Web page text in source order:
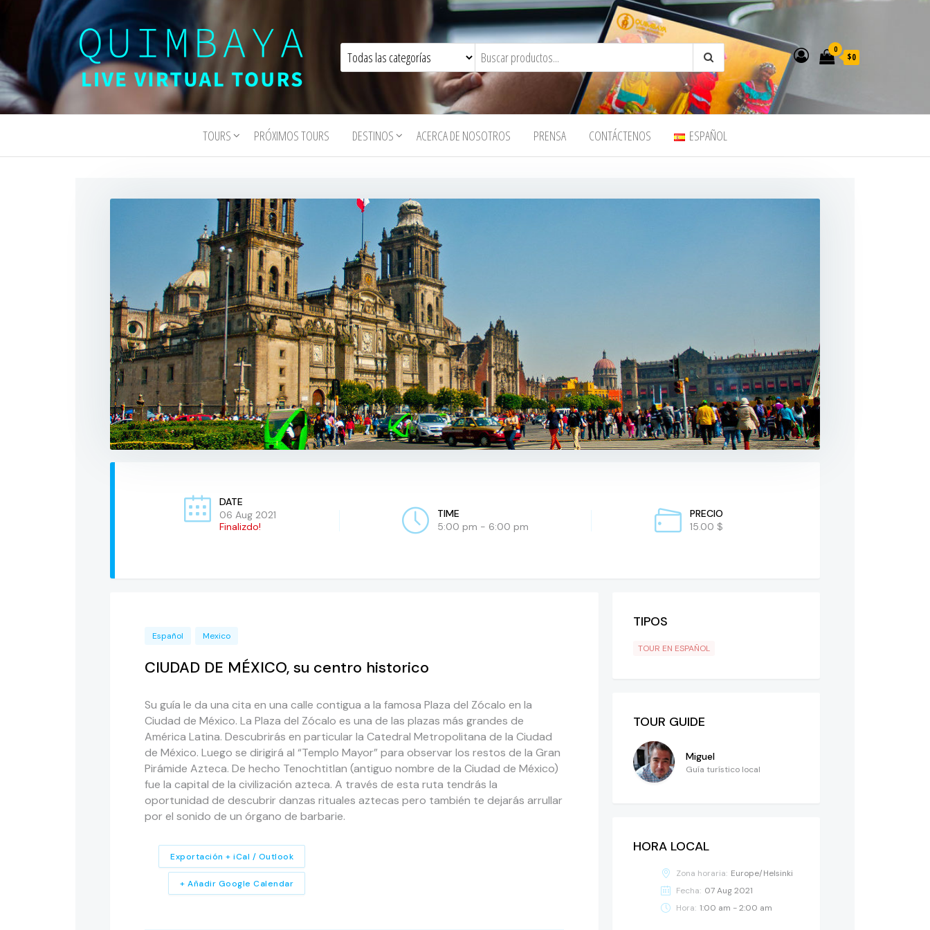
Interactive
0
$0
TOURS PRÓXIMOS TOURS DESTINOS ACERCA DE NOSOTROS PRENSA CONTÁCTENOS ESPAÑOL
DATE
06 Aug 2021
Finalizdo!
TIME
5:00 pm - 6:00 pm
PRECIO
15.00 $
Español Mexico
CIUDAD DE MÉXICO, su centro historico
Su guía le da una cita en una calle contigua a la famosa Plaza del Zócalo en la
Ciudad de México. La Plaza del Zócalo es una de las plazas más grandes de
América Latina. Descubrirás en particular la Catedral Metropolitana de la Ciudad
de México. Luego se dirigirá al “Templo Mayor” para observar los restos de la Gran
Pirámide Azteca. De hecho Tenochtitlan (antiguo nombre de la Ciudad de México)
fue la capital de la civilización azteca. A través de esta ruta tendrás la
oportunidad de descubrir danzas rituales aztecas pero también te dejarás arrullar
por el sonido de un órgano de barbarie.
+ Añadir Google Calendar
Exportación + iCal / Outlook
TIPOS
TOUR EN ESPAÑOL
TOUR GUIDE
Miguel
Guía turístico local
HORA LOCAL
Zona horaria: Europe/Helsinki
Fecha: 07 Aug 2021
Hora: 1:00 am - 2:00 am